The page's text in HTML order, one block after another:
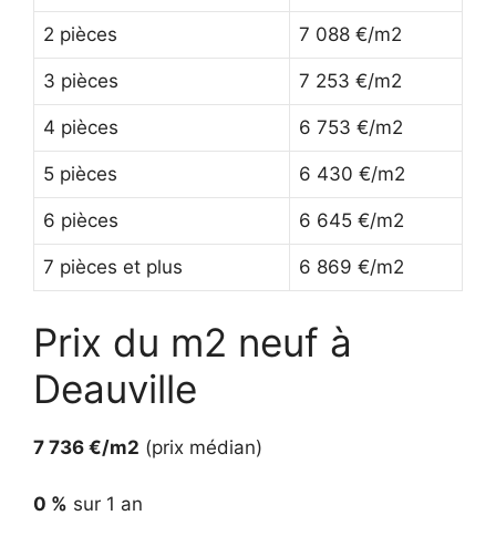
2 pièces 7 088 €/m2
3 pièces 7 253 €/m2
4 pièces 6 753 €/m2
5 pièces 6 430 €/m2
6 pièces 6 645 €/m2
7 pièces et plus 6 869 €/m2
Prix du m2 neuf à
Deauville
7 736 €/m2 (prix médian)
0 % sur 1 an